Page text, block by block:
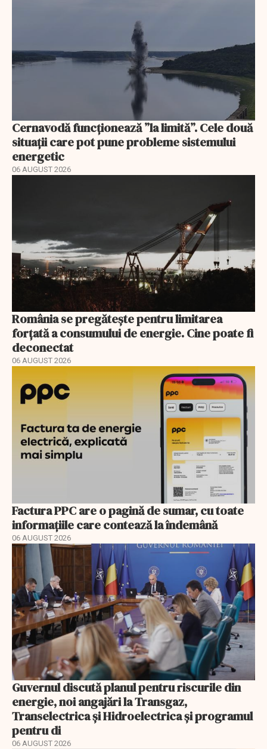
Cernavodă funcționează ”la limită”. Cele două
situații care pot pune probleme sistemului
energetic
06 AUGUST 2026
România se pregătește pentru limitarea
forțată a consumului de energie. Cine poate fi
deconectat
06 AUGUST 2026
Factura PPC are o pagină de sumar, cu toate
informațiile care contează la îndemână
06 AUGUST 2026
Guvernul discută planul pentru riscurile din
energie, noi angajări la Transgaz,
Transelectrica și Hidroelectrica și programul
pentru di
06 AUGUST 2026